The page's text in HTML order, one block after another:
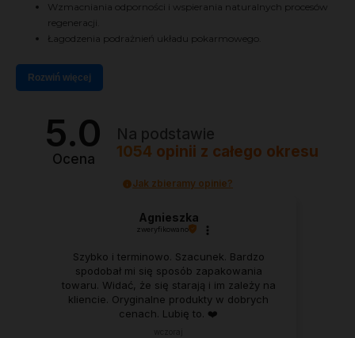
Wzmacniania odporności i wspierania naturalnych procesów
regeneracji.
Łagodzenia podrażnień układu pokarmowego.
Rozwiń więcej
5.0
Ocena
Na podstawie
1054 opinii z całego okresu
Jak zbieramy opinie?
Agnieszka
zweryfikowano
Szybko i terminowo. Szacunek. Bardzo
spodobał mi się sposób zapakowania
towaru. Widać, że się starają i im zależy na
kliencie. Oryginalne produkty w dobrych
cenach. Lubię to. ❤️